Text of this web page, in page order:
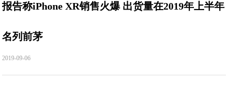
报告称iPhone XR销售火爆 出货量在2019年上半年
名列前茅
2019-09-06